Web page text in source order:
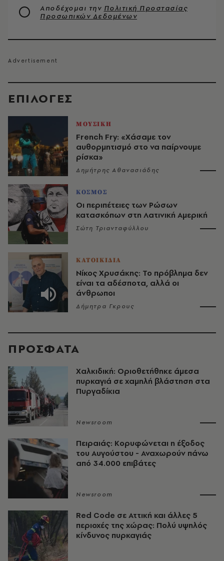
EΠΙΛΟΓΈΣ
ΜΟΥΣΙΚΗ
French Fry: «Χάσαμε τον
αυθορμητισμό στο να παίρνουμε
ρίσκα»
Δημήτρης Αθανασιάδης
ΚΟΣΜΟΣ
Οι περιπέτειες των Ρώσων
κατασκόπων στη Λατινική Αμερική
Σώτη Τριανταφύλλου
ΚΑΤΟΙΚΙΔΙΑ
Νίκος Χρυσάκης: Το πρόβλημα δεν
είναι τα αδέσποτα, αλλά οι
άνθρωποι
Δήμητρα Γκρους
Αποδέχομαι την Πολιτική Προστασίας
Προσωπικών Δεδομένων
ΠΡΟΣΦΑΤΑ
Χαλκιδική: Οριοθετήθηκε άμεσα
πυρκαγιά σε χαμηλή βλάστηση στα
Πυργαδίκια
Newsroom
Πειραιάς: Κορυφώνεται η έξοδος
του Αυγούστου - Αναχωρούν πάνω
από 34.000 επιβάτες
Newsroom
Red Code σε Αττική και άλλες 5
περιοχές της χώρας: Πολύ υψηλός
κίνδυνος πυρκαγιάς